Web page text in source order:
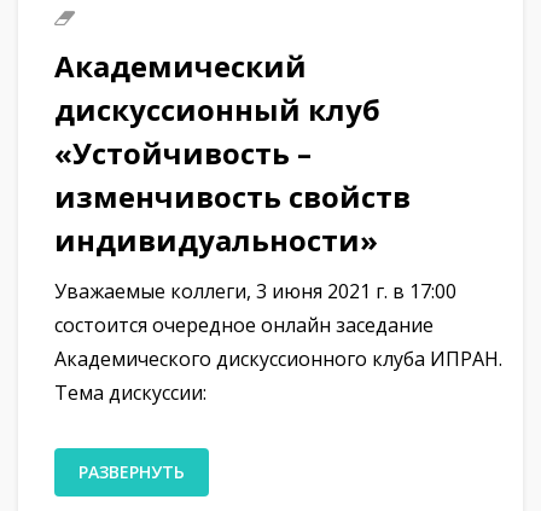
Академический
дискуссионный клуб
«Устойчивость –
изменчивость свойств
индивидуальности»
Уважаемые коллеги, 3 июня 2021 г. в 17:00
состоится очередное онлайн заседание
Академического дискуссионного клуба ИПРАН.
Тема дискуссии:
РАЗВЕРНУТЬ